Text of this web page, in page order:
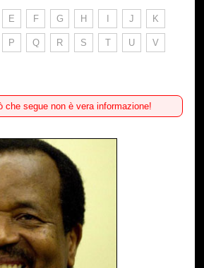
E F G H I J K
P Q R S T U V
che segue non è vera informazione!